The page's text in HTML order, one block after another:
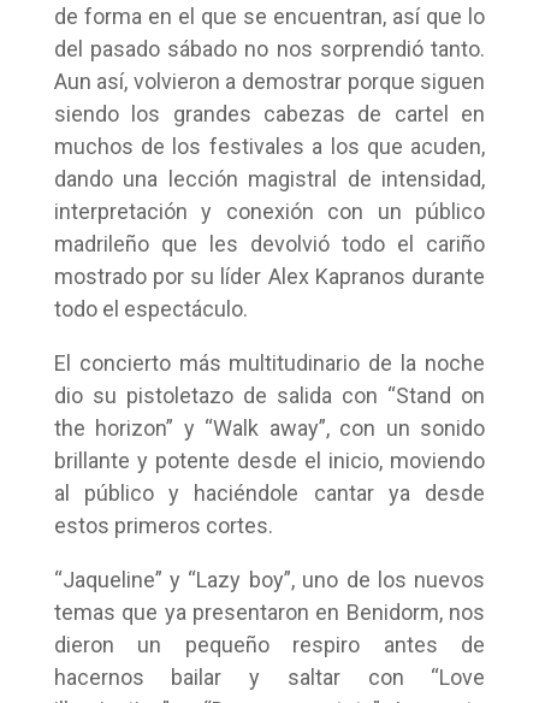
de forma en el que se encuentran, así que lo
del pasado sábado no nos sorprendió tanto.
Aun así, volvieron a demostrar porque siguen
siendo los grandes cabezas de cartel en
muchos de los festivales a los que acuden,
dando una lección magistral de intensidad,
interpretación y conexión con un público
madrileño que les devolvió todo el cariño
mostrado por su líder Alex Kapranos durante
todo el espectáculo.
El concierto más multitudinario de la noche
dio su pistoletazo de salida con “Stand on
the horizon” y “Walk away”, con un sonido
brillante y potente desde el inicio, moviendo
al público y haciéndole cantar ya desde
estos primeros cortes.
“Jaqueline” y “Lazy boy”, uno de los nuevos
temas que ya presentaron en Benidorm, nos
dieron un pequeño respiro antes de
hacernos bailar y saltar con “Love